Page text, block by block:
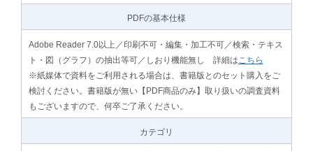
PDFの基本仕様
Adobe Reader 7.0以上／印刷不可・編集・加工不可／検索・テキス
ト・図（グラフ）の抽出等可／しおり機能無し 詳細は こちら
※紙媒体で資料をご利用される場合は、書籍版とのセット購入をご
検討ください。書籍版が無い【PDF商品のみ】取り扱いの調査資料
もございますので、何卒ご了承ください。
カテゴリ